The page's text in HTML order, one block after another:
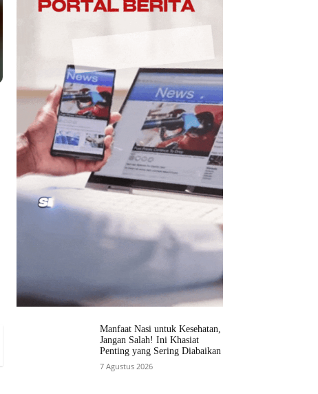
Manfaat Nasi untuk Kesehatan,
Jangan Salah! Ini Khasiat
Penting yang Sering Diabaikan
7 Agustus 2026